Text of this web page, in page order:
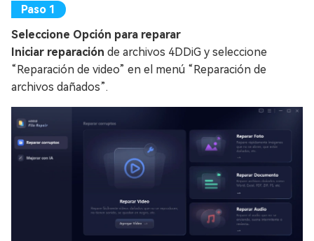
Seleccione Opción para reparar
Iniciar reparación de archivos 4DDiG y seleccione
“Reparación de video” en el menú “Reparación de
archivos dañados”.